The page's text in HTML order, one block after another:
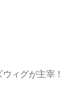
ィグが主宰！